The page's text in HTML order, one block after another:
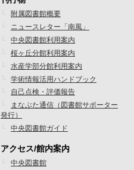
ッ
タ
ー
メ
ニ
ュ
ー
2
附属図書館概要
ニュースレター「南風」
中央図書館利用案内
桜ヶ丘分館利用案内
水産学部分館利用案内
学術情報活用ハンドブック
自己点検・評価報告
まなぶた通信（図書館サポーター
発行）
中央図書館ガイド
フ
アクセス/館内案内
中央図書館